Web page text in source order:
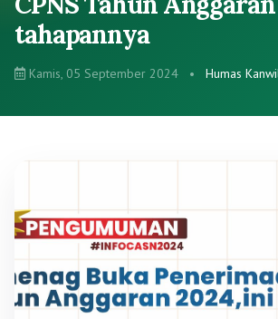
tahapannya
Kamis, 05 September 2024 • Humas